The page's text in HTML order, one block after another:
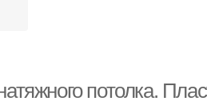
потолка.